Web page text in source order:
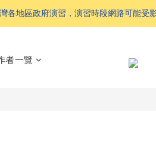
地區政府演習，演習時段網路可能受
者一覽